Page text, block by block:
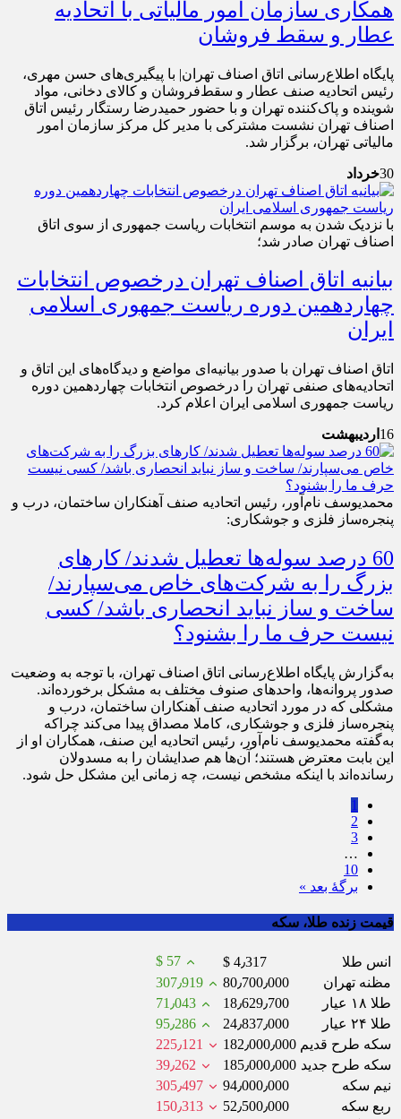
همکاری سازمان امور مالیاتی با اتحادیه
عطار و سقط فروشان
پایگاه اطلاع‌رسانی اتاق اصناف تهران| با پیگیری‌های حسن مهری،
رئیس اتحادیه صنف عطار و سقط‌فروشان و کالای دخانی، مواد
شوینده و پاک‌کننده تهران و با حضور حمیدرضا رستگار رئیس اتاق
اصناف تهران نشست مشترکی با مدیر کل مرکز سازمان امور
مالیاتی تهران، برگزار شد.
30خرداد
با نزدیک شدن به موسم انتخابات ریاست جمهوری از سوی اتاق
اصناف تهران صادر شد؛
بیانیه اتاق اصناف تهران درخصوص انتخابات
چهاردهمین دوره ریاست جمهوری اسلامی
ایران
اتاق اصناف تهران با صدور بیانیه‌ای مواضع و دیدگاه‌های این اتاق و
اتحادیه‌های صنفی تهران را درخصوص انتخابات چهاردهمین دوره
ریاست جمهوری اسلامی ایران اعلام کرد.
16 اردیبهشت
محمدیوسف نام‌آور، رئیس اتحادیه صنف آهنکاران ساختمان، درب و
پنجره‌ساز فلزی و جوشکاری:
60 درصد سوله‌ها تعطیل شدند/ کارهای
بزرگ را به شرکت‌های خاص می‌سپارند/
ساخت و ساز نباید انحصاری باشد/ کسی
نیست حرف ما را بشنود؟
به‌گزارش پایگاه اطلاع‌رسانی اتاق اصناف تهران، با توجه به وضعیت
صدور پروانه‌ها، واحدهای صنوف مختلف به مشکل برخورده‌اند.
مشکلی که در مورد اتحادیه صنف آهنکاران ساختمان، درب و
پنجره‌ساز فلزی و جوشکاری، کاملا مصداق پیدا می‌کند چراکه
به‌گفته محمدیوسف نام‌آور، رئیس اتحادیه این صنف، همکاران او از
این بابت معترض هستند؛ آن‌ها هم صدایشان را به مسدولان
رسانده‌اند با اینکه مشخص نیست، چه زمانی این مشکل حل شود.
1
2
3
…
10
برگهٔ بعد »
قیمت زنده طلا، سکه
انس طلا $ 4٫317
$ 57
مظنه تهران
80٫700٫000
307٫919
طلا ۱۸ عیار
18٫629٫700
71٫043
طلا ۲۴ عیار
24٫837٫000
95٫286
سکه طرح قدیم 182٫000٫000
225٫121
سکه طرح جدید 185٫000٫000
39٫262
نیم سکه
94٫000٫000
305٫497
ربع سکه
52٫500٫000
150٫313